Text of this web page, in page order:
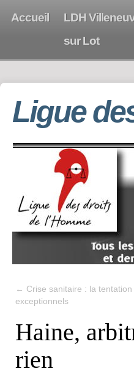
Accueil
LDH
sur Lot
Ligue
← Crise sanitaire : la
exceptionnels
Haine,
rien